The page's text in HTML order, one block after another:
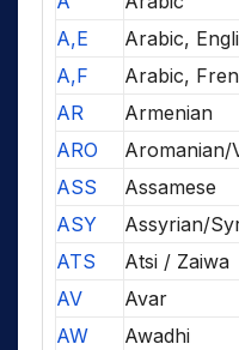
A,E
Arabic,
A,F
Arabic,
AR
Armenian
ARO
Aromanian/
ASS
Assamese
ASY
Assyrian/
ATS
Atsi / Zaiwa
AV
Avar
AW
Awadhi